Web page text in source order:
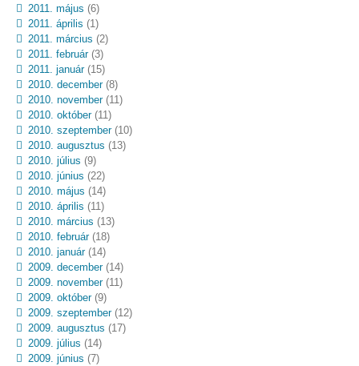
2011. május (6)
2011. április (1)
2011. március (2)
2011. február(3)
2011. január(15)
2010. december(8)
2010. november(11)
2010. október(11)
2010. szeptember(10)
2010. augusztus (13)
2010. július (9)
2010. június (22)
2010. május (14)
2010. április (11)
2010. március (13)
2010. február(18)
2010. január(14)
2009. december(14)
2009. november(11)
2009. október(9)
2009. szeptember(12)
2009. augusztus (17)
2009. július (14)
2009. június (7)